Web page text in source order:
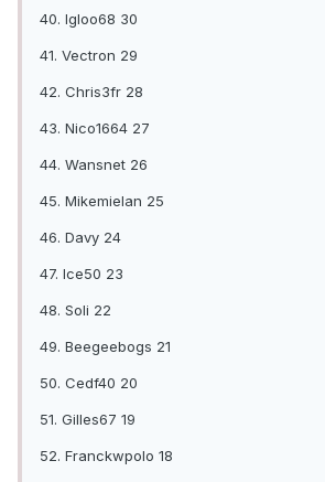
40. Igloo68 30
41. Vectron 29
42. Chris3fr 28
43. Nico1664 27
44. Wansnet 26
45. Mikemielan 25
46. Davy 24
47. Ice50 23
48. Soli 22
49. Beegeebogs 21
50. Cedf40 20
51. Gilles67 19
52. Franckwpolo 18